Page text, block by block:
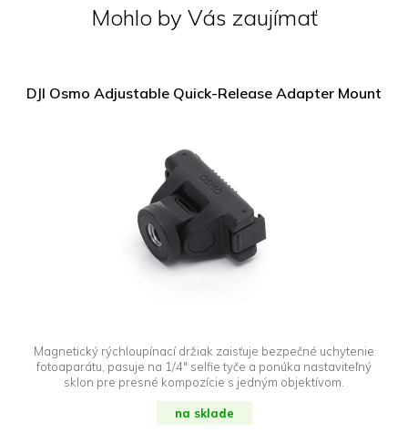
Mohlo by Vás zaujímať
DJI Osmo Adjustable Quick-Release Adapter Mount
Magnetický rýchloupínací držiak zaisťuje bezpečné uchytenie
fotoaparátu, pasuje na 1/4" selfie tyče a ponúka nastaviteľný
sklon pre presné kompozície s jedným objektívom.
na sklade